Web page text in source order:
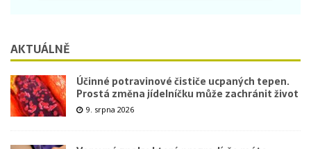
AKTUÁLNĚ
Účinné potravinové čističe ucpaných tepen.
Prostá změna jídelníčku může zachránit život
9. srpna 2026